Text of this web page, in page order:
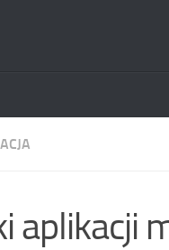
aplikacji